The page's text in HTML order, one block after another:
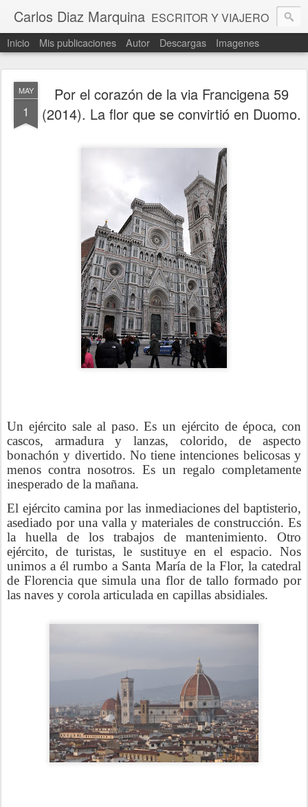
Carlos Diaz Marquina ESCRITOR Y VIAJERO
Inicio Mis publicaciones Autor Descargas Imagenes
MAY
1
Por el corazón de la via Francigena 59
(2014). La flor que se convirtió en Duomo.
Un ejército sale al paso. Es un ejército de época, con
cascos, armadura y lanzas, colorido, de aspecto
bonachón y divertido. No tiene intenciones belicosas y
menos contra nosotros. Es un regalo completamente
inesperado de la mañana.
El ejército camina por las inmediaciones del baptisterio,
asediado por una valla y materiales de construcción. Es
la huella de los trabajos de mantenimiento. Otro
ejército, de turistas, le sustituye en el espacio. Nos
unimos a él rumbo a Santa María de la Flor, la catedral
de Florencia que simula una flor de tallo formado por
las naves y corola articulada en capillas absidiales.